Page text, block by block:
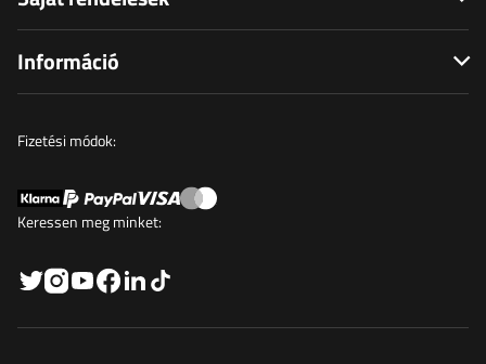
Információ
Fizetési módok:
Keressen meg minket: